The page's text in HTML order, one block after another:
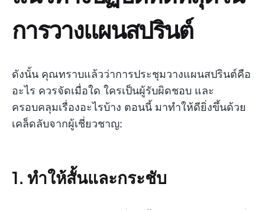
การวางแผนสปรินต์
ดังนั้น คุณทราบแล้วว่าการประชุมวางแผนสปรินต์คือ
อะไร ควรจัดเมื่อใด ใครเป็นผู้รับผิดชอบ และ
ครอบคลุมเรื่องอะไรบ้าง ตอนนี้ มาทำให้ดียิ่งขึ้นด้วย
เคล็ดลับจากผู้เชี่ยวชาญ:
1. ทำให้สั้นและกระชับ